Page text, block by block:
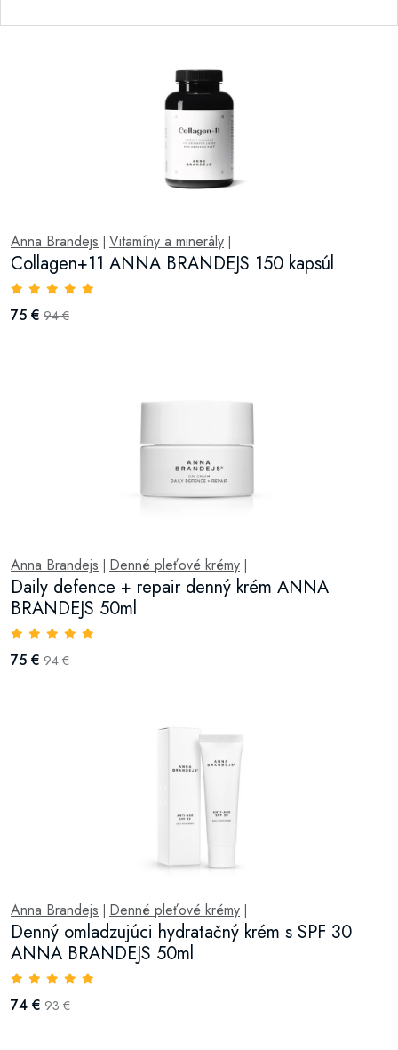
Anna Brandejs Vitamíny a minerály
Collagen+11 ANNA BRANDEJS 150 kapsúl
75 € 94 €
Anna Brandejs Denné pleťové krémy
Daily defence + repair denný krém ANNA
BRANDEJS 50ml
75 € 94 €
Anna Brandejs Denné pleťové krémy
Denný omladzujúci hydratačný krém s SPF 30
ANNA BRANDEJS 50ml
74 € 93 €